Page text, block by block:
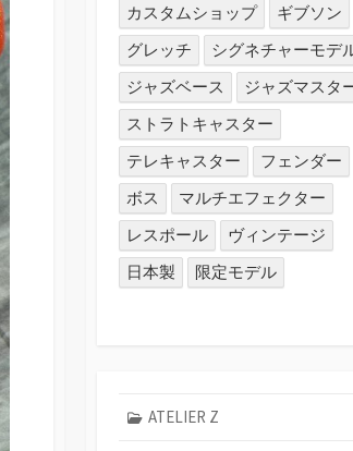
カスタムショップ
ギブソン
グレッチ
シグネチャーモデ
ジャズベース
ジャズマスタ
ストラトキャスター
テレキャスター
フェンダー
ボス
マルチエフェクター
レスポール
ヴィンテージ
日本製
限定モデル
ATELIER Z